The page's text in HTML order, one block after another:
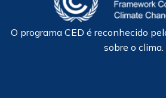
O programa CED é reconhecido
sobre o clima.